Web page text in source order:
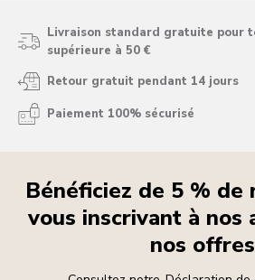
Livraison standard gratuite pour
supérieure à 50 €
Retour gratuit pendant 14 jours
Paiement 100% sécurisé
Bénéficiez de 5 % de
vous inscrivant à nos
nos offres